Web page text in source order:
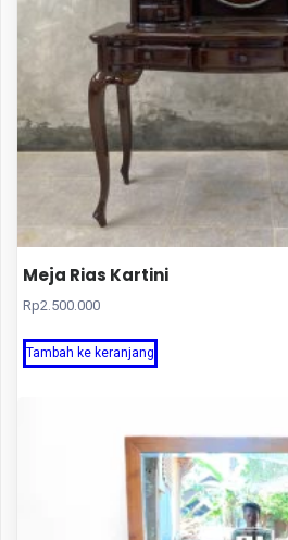
Meja Rias Kartini
Rp2.500.000
Tambah ke keranjang